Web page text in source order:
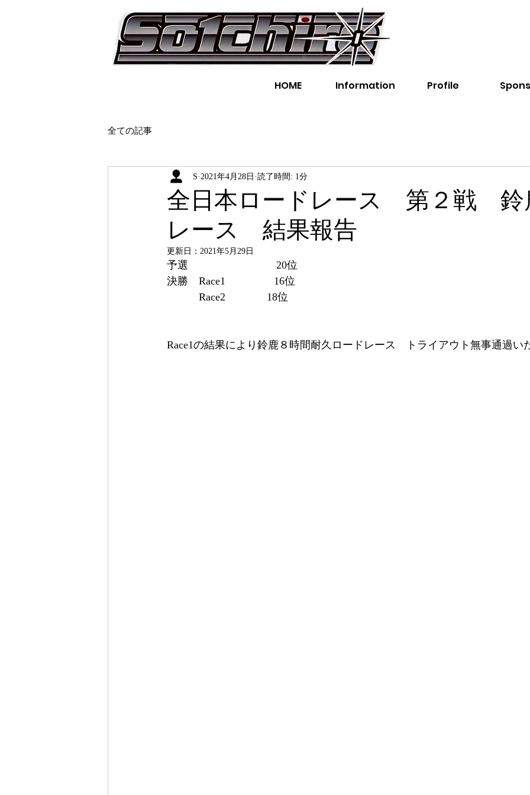
HOME Information Profile
全ての記事
全日本ロードレース 第２戦 鈴
レース 結果報告
S 2021年4月28日 読了時間: 1分
更新日： 2021年5月29日
予選　　　　　　　　 20位
決勝　Race1　　　　  16位
Race2              18位
Race1の結果により鈴鹿８時間耐久ロードレース　トライアウト無事通過い